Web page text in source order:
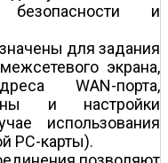
безопасности и
для задания
экрана,
WAN-порта,
и настройки
использования
PC-карты).